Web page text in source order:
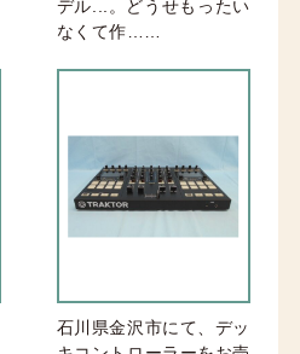
デル...。どうせもったい
なくて作……
石川県金沢市にて、デッ